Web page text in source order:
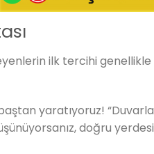
ilk tercihi genellikle
yaratıyoruz!
doğru